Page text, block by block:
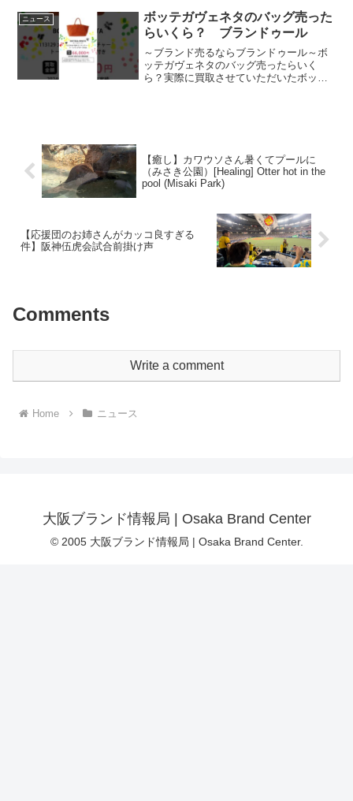
ボニーの定価と買取について02:16 ...
ニュース
ボッテガヴェネタのバッグ売った
らいくら？ ブランドゥール
～ブランド売るならブランドゥール～ボ
ッテガヴェネタのバッグ売ったらいく
ら？実際に買取させていただいたボッテ
【⁪癒し】カワウソさん暑くてプールに
（みさき公園）[Healing] Otter hot in the
pool (Misaki Park)
【応援団のお姉さんがカッコ良すぎる
件】阪神伍虎会試合前掛け声
Comments
Write a comment
Home ニュース
大阪ブランド情報局 | Osaka Brand Center
© 2005 大阪ブランド情報局 | Osaka Brand Center.